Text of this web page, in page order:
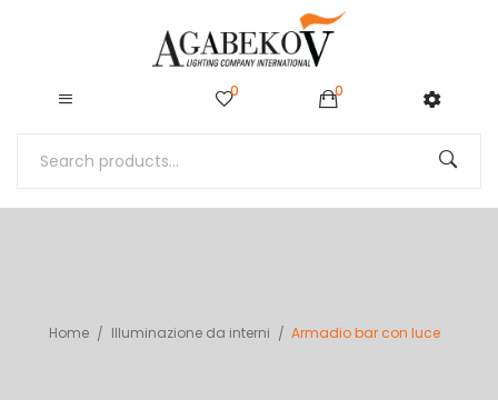
0 0
Home Illuminazione da interni Armadio bar con luce